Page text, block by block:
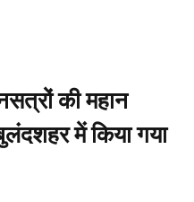
की महान
में किया गया